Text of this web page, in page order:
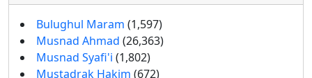
Bulughul Maram (1,597)
Musnad Ahmad (26,363)
Musnad Syafi'i (1,802)
Mustadrak Hakim (672)